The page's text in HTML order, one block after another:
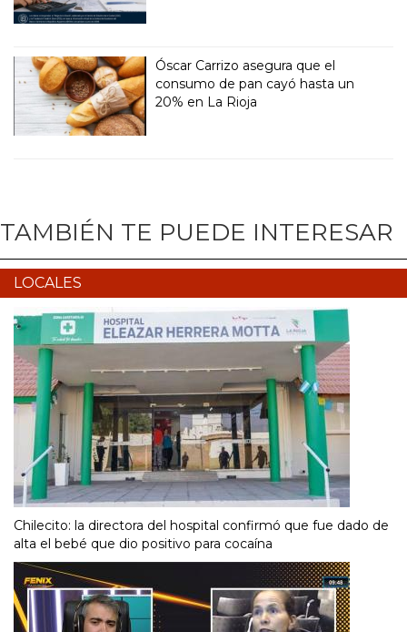
Óscar Carrizo asegura que el
consumo de pan cayó hasta un
20% en La Rioja
TAMBIÉN TE PUEDE INTERESAR
LOCALES
Chilecito: la directora del hospital confirmó que fue dado de
alta el bebé que dio positivo para cocaína